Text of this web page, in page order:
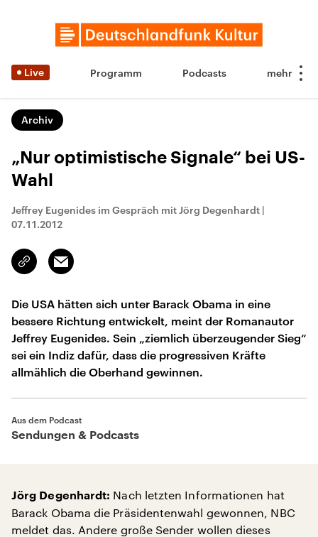
Live Programm Podcasts
Archiv
„Nur optimistische Signale“ bei US-
Wahl
Jeffrey Eugenides im Gespräch mit Jörg Degenhardt |
07.11.2012
Link
kopieren/teilen
Email
Die USA hätten sich unter Barack Obama in eine
bessere Richtung entwickelt, meint der Romanautor
Jeffrey Eugenides. Sein „ziemlich überzeugender Sieg“
sei ein Indiz dafür, dass die progressiven Kräfte
allmählich die Oberhand gewinnen.
Aus dem Podcast
Sendungen & Podcasts
Jörg Degenhardt: Nach letzten Informationen hat
Barack Obama die Präsidentenwahl gewonnen, NBC
meldet das. Andere große Sender wollen dieses